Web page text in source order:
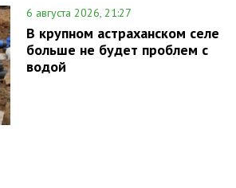
6 августа 2026, 21:27
В крупном астраханском селе
больше не будет проблем с
водой